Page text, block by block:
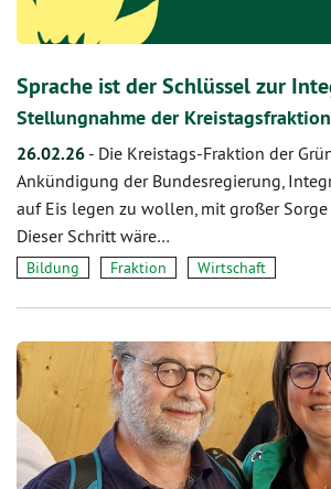
Sprache ist der Schlüssel zur
Stellungnahme der Kreistagsfraktion
26.02.26 - Die Kreistags-Fraktion der
Ankündigung der Bundesregierung,
auf Eis legen zu wollen, mit großer Sorge
Dieser Schritt wäre…
Bildung Fraktion Wirtschaft